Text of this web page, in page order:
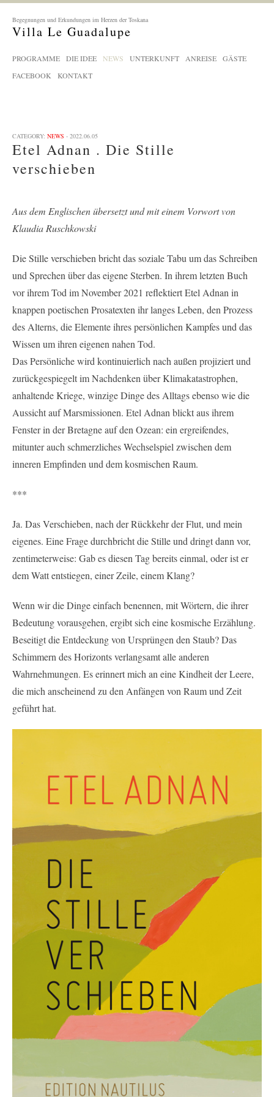
Begegnungen und Erkundungen im Herzen der Toskana
Villa Le Guadalupe
PROGRAMME DIE IDEE NEWS UNTERKUNFT ANREISE
GÄSTE
FACEBOOK
KONTAKT
CATEGORY: NEWS - 2022.06.05
Etel Adnan . Die Stille
verschieben
Aus dem Englischen übersetzt und mit einem Vorwort von
Klaudia Ruschkowski
Die Stille verschieben bricht das soziale Tabu um das Schreiben
und Sprechen über das eigene Sterben. In ihrem letzten Buch
vor ihrem Tod im November 2021 reflektiert Etel Adnan in
knappen poetischen Prosatexten ihr langes Leben, den Prozess
des Alterns, die Elemente ihres persönlichen Kampfes und das
Wissen um ihren eigenen nahen Tod.
Das Persönliche wird kontinuierlich nach außen projiziert und
zurückgespiegelt im Nachdenken über Klimakatastrophen,
anhaltende Kriege, winzige Dinge des Alltags ebenso wie die
Aussicht auf Marsmissionen. Etel Adnan blickt aus ihrem
Fenster in der Bretagne auf den Ozean: ein ergreifendes,
mitunter auch schmerzliches Wechselspiel zwischen dem
inneren Empfinden und dem kosmischen Raum.
***
Ja. Das Verschieben, nach der Rückkehr der Flut, und mein
eigenes. Eine Frage durchbricht die Stille und dringt dann vor,
zentimeterweise: Gab es diesen Tag bereits einmal, oder ist er
dem Watt entstiegen, einer Zeile, einem Klang?
Wenn wir die Dinge einfach benennen, mit Wörtern, die ihrer
Bedeutung vorausgehen, ergibt sich eine kosmische Erzählung.
Beseitigt die Entdeckung von Ursprüngen den Staub? Das
Schimmern des Horizonts verlangsamt alle anderen
Wahrnehmungen. Es erinnert mich an eine Kindheit der Leere,
die mich anscheinend zu den Anfängen von Raum und Zeit
geführt hat.